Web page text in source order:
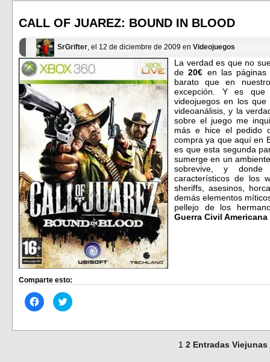
(Se
en
una
nueva)
(Se
en
una
nueva)
CALL OF JUAREZ: BOUND IN BLOOD
SrGrifter, el 12 de diciembre de 2009 en Videojuegos
La verdad es que no
de20€ en las
barato que en
excepción. Y es
videojuegos en los
videoanálisis, y la
sobre el juego me
más e hice el pedido
compra ya que aquí en
es que esta segunda
sumerge en un
sobrevive, y donde
característicos de los
sheriffs, asesinos,
demás elementos
pellejo de los
Guerra Civil Americana
Comparte esto:
Haz
clic
en
Haz
clic
en
1 2 Entradas Viejunas